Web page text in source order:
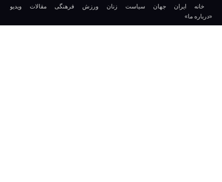
خانه ایران جهان سیاست زنان ورزش فرهنگی مقالات
ویدیو
«درباره ما»